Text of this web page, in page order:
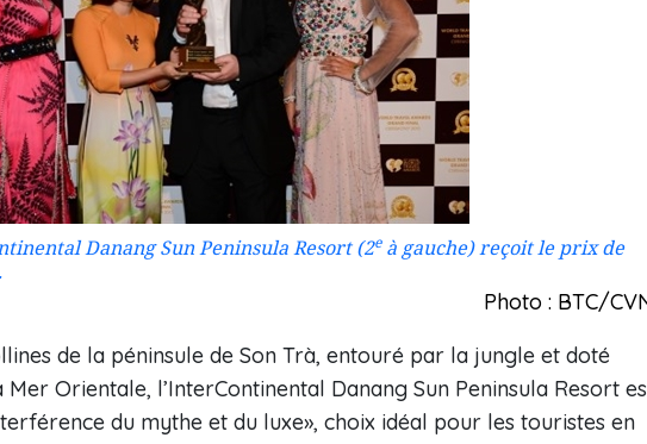
Danang Sun Peninsula Resort (2eà gauche) reçoit le prix de
Photo : BTC/
de la péninsule de Son Trà, entouré par la jungle et doté
Orientale, l’InterContinental Danang Sun Peninsula Resort
du mythe et du luxe», choix idéal pour les touristes en